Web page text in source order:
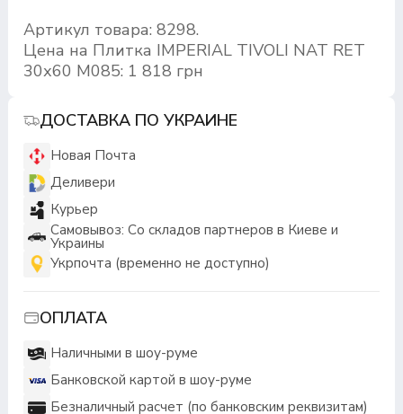
Артикул товара: 8298.
Цена на Плитка IMPERIAL TIVOLI NAT RET
30х60 M085: 1 818 грн
ДОСТАВКА ПО УКРАИНЕ
Новая Почта
Деливери
Курьер
Самовывоз: Со складов партнеров в Киеве и
Украины
Укрпочта (временно не доступно)
ОПЛАТА
Наличными в шоу-руме
Банковской картой в шоу-руме
Безналичный расчет (по банковским реквизитам)